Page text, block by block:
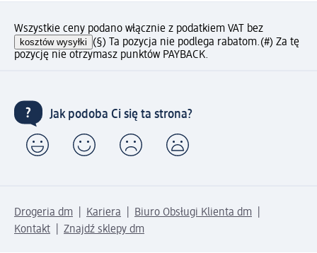
Wszystkie ceny podano włącznie z podatkiem VAT bez
kosztów wysyłki (§) Ta pozycja nie podlega rabatom.(#) Za tę
pozycję nie otrzymasz punktów PAYBACK.
Jak podoba Ci się ta strona?
Drogeria dm Kariera
Biuro Obsługi Klienta dm
Kontakt
Znajdź sklepy dm